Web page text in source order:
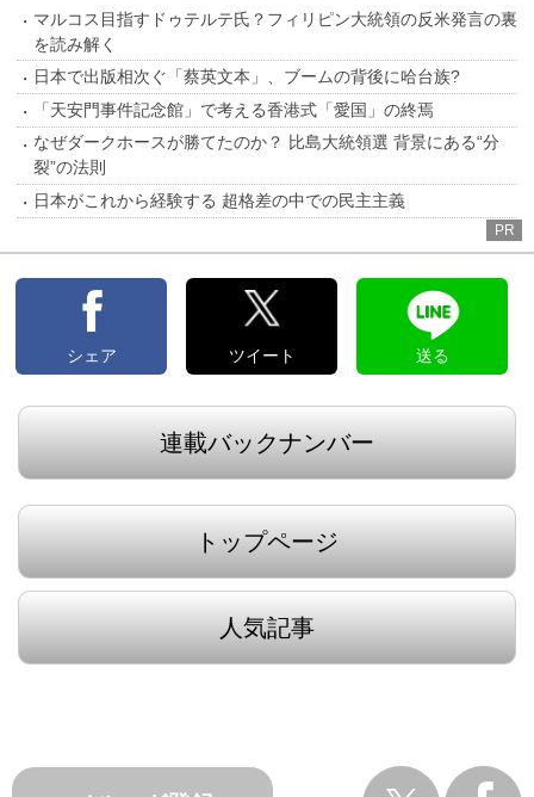
マルコス目指すドゥテルテ氏？フィリピン大統領の反米発言の裏
を読み解く
日本で出版相次ぐ「蔡英文本」、ブームの背後に哈台族?
「天安門事件記念館」で考える香港式「愛国」の終焉
なぜダークホースが勝てたのか？ 比島大統領選 背景にある“分
裂”の法則
日本がこれから経験する 超格差の中での民主主義
PR
シェア ツイート 送る
連載バックナンバー
トップページ
人気記事